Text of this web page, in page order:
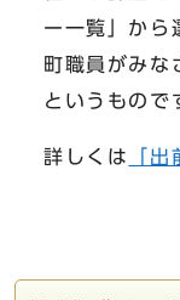
ー一覧」から
町職員がみな
というもので
詳しくは 「